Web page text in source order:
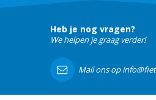
Heb je nog vragen?
We helpen je graag verder!
Mail ons op